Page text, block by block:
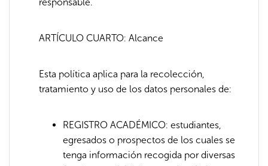
ARTÍCULO CUARTO: Alcance
Esta política aplica para la recolección,
tratamiento y uso de los datos personales de:
REGISTRO ACADÉMICO: estudiantes,
egresados o prospectos de los cuales se
tenga información recogida por diversas